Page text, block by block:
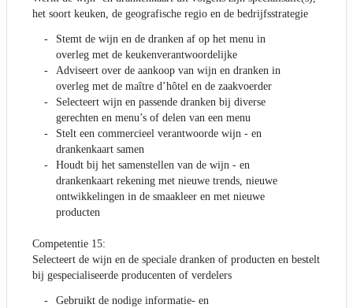
het soort keuken, de geografische regio en de bedrijfsstrategie
Stemt de wijn en de dranken af op het menu in
overleg met de keukenverantwoordelijke
Adviseert over de aankoop van wijn en dranken in
overleg met de maître d’hôtel en de zaakvoerder
Selecteert wijn en passende dranken bij diverse
gerechten en menu’s of delen van een menu
Stelt een commercieel verantwoorde wijn - en
drankenkaart samen
Houdt bij het samenstellen van de wijn - en
drankenkaart rekening met nieuwe trends, nieuwe
ontwikkelingen in de smaakleer en met nieuwe
producten
Competentie 15:
Selecteert de wijn en de speciale dranken of producten en bestelt
bij gespecialiseerde producenten of verdelers
Gebruikt de nodige informatie- en